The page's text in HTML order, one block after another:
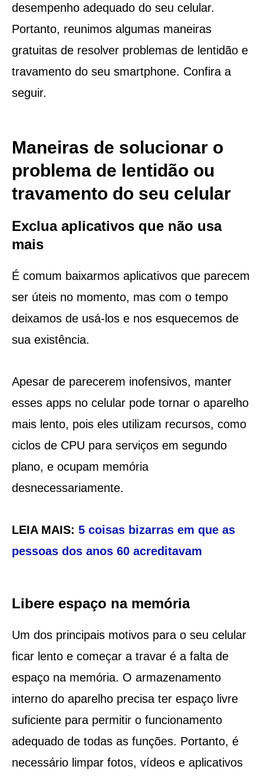
desempenho adequado do seu celular.
Portanto, reunimos algumas maneiras
gratuitas de resolver problemas de lentidão e
travamento do seu smartphone. Confira a
seguir.
Maneiras de solucionar o
problema de lentidão ou
travamento do seu celular
Exclua aplicativos que não usa
mais
É comum baixarmos aplicativos que parecem
ser úteis no momento, mas com o tempo
deixamos de usá-los e nos esquecemos de
sua existência.
Apesar de parecerem inofensivos, manter
esses apps no celular pode tornar o aparelho
mais lento, pois eles utilizam recursos, como
ciclos de CPU para serviços em segundo
plano, e ocupam memória
desnecessariamente.
LEIA MAIS: 5 coisas bizarras em que as
pessoas dos anos 60 acreditavam
Libere espaço na memória
Um dos principais motivos para o seu celular
ficar lento e começar a travar é a falta de
espaço na memória. O armazenamento
interno do aparelho precisa ter espaço livre
suficiente para permitir o funcionamento
adequado de todas as funções. Portanto, é
necessário limpar fotos, vídeos e aplicativos